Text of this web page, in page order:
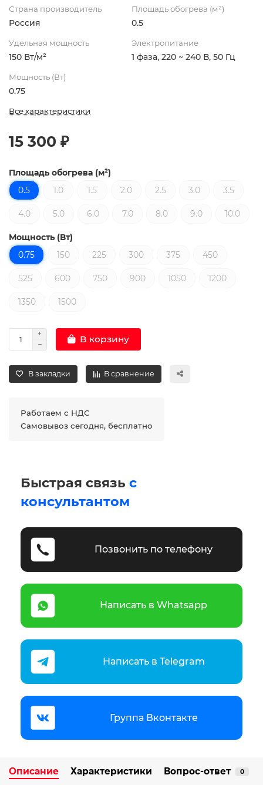
Страна производитель
Россия
Площадь обогрева (м²)
0.5
Удельная мощность
150 Вт/м²
Электропитание
1 фаза, 220 ~ 240 В, 50 Гц
Мощность (Вт)
0.75
Все характеристики
15 300 ₽
Площадь обогрева (м²)
0.5
1.0 1.5 2.0 2.5 3.0 3.5
4.0 5.0 6.0 7.0 8.0 9.0 10.0
Мощность (Вт)
0.75
150 225 300 375 450
525 600 750 900 1050 1200
1350 1500
В корзину
В закладки В сравнение
Работаем с НДС
Самовывоз сегодня, бесплатно
Быстрая связь с
консультантом
Позвонить по телефону
Написать в Whatsapp
Написать в Telegram
Группа Вконтакте
Описание Характеристики Вопрос-ответ 0